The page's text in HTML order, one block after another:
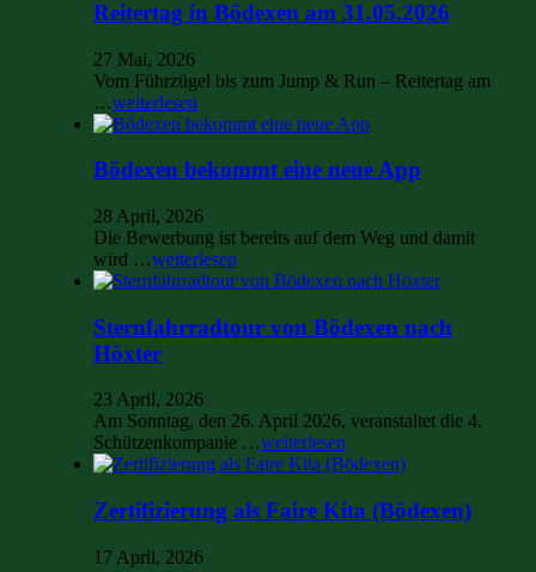
Reitertag in Bödexen am 31.05.2026
27 Mai, 2026
Vom Führzügel bis zum Jump & Run – Reitertag am
…weiterlesen
Bödexen bekommt eine neue App
28 April, 2026
Die Bewerbung ist bereits auf dem Weg und damit
wird …weiterlesen
Sternfahrradtour von Bödexen nach
Höxter
23 April, 2026
Am Sonntag, den 26. April 2026, veranstaltet die 4.
Schützenkompanie …weiterlesen
Zertifizierung als Faire Kita (Bödexen)
17 April, 2026